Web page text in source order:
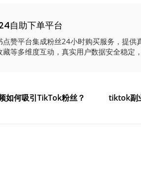
自助下单平台
点赞平台集成粉丝24小时购买服务，提供
藏等多维度互动，真实用户数据安全稳定
如何吸引TikTok粉丝？ tiktok副